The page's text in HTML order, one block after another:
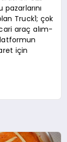
Truck1; çok
araç alım-
için